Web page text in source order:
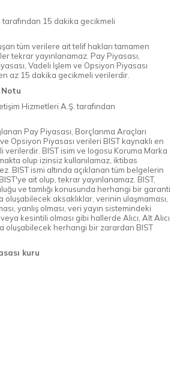
15 dakika gecikmeli
tüm verilere ait telif hakları tamamen
tekrar yayınlanamaz. Pay Piyasası,
Vadeli İşlem ve Opsiyon Piyasası
az 15 dakika gecikmeli verilerdir.
Notu
Hizmetleri A.Ş. tarafından
Pay Piyasası, Borçlanma Araçları
Opsiyon Piyasası verileri BIST kaynaklı en
verilerdir. BIST isim ve logosu Koruma Marka
olup izinsiz kullanılamaz, iktibas
BIST ismi altında açıklanan tüm belgelerin
ait olup, tekrar yayınlanamaz. BIST,
ve tamlığı konusunda herhangi bir garanti
oluşabilecek aksaklıklar, verinin ulaşmaması,
yanlış olması, veri yayın sistemindeki
kesintili olması gibi hallerde Alıcı, Alt Alıcı
oluşabilecek herhangi bir zarardan BIST
kuru